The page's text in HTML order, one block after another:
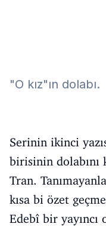
"O kız"ın dolabı.
Serinin ikinci
birisinin dolabını
Tran.
kısa bi özet
Edebî bir yayıncı